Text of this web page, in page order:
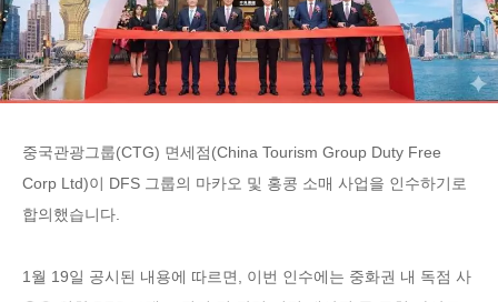
중국관광그룹(CTG) 면세점(China Tourism Group Duty Free
Corp Ltd)이 DFS 그룹의 마카오 및 홍콩 소매 사업을 인수하기로
합의했습니다.
1월 19일 공시된 내용에 따르면, 이번 인수에는 중화권 내 독점 사